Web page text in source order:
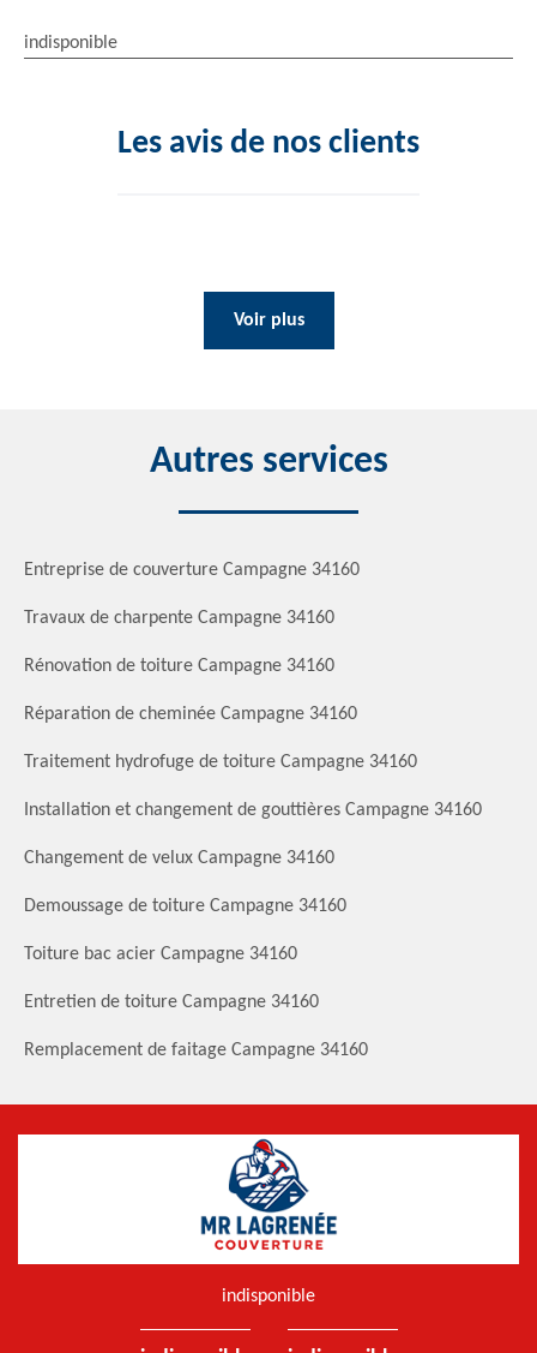
indisponible
Les avis de nos clients
Voir plus
Autres services
Entreprise de couverture Campagne 34160
Travaux de charpente Campagne 34160
Rénovation de toiture Campagne 34160
Réparation de cheminée Campagne 34160
Traitement hydrofuge de toiture Campagne 34160
Installation et changement de gouttières Campagne 34160
Changement de velux Campagne 34160
Demoussage de toiture Campagne 34160
Toiture bac acier Campagne 34160
Entretien de toiture Campagne 34160
Remplacement de faitage Campagne 34160
indisponible